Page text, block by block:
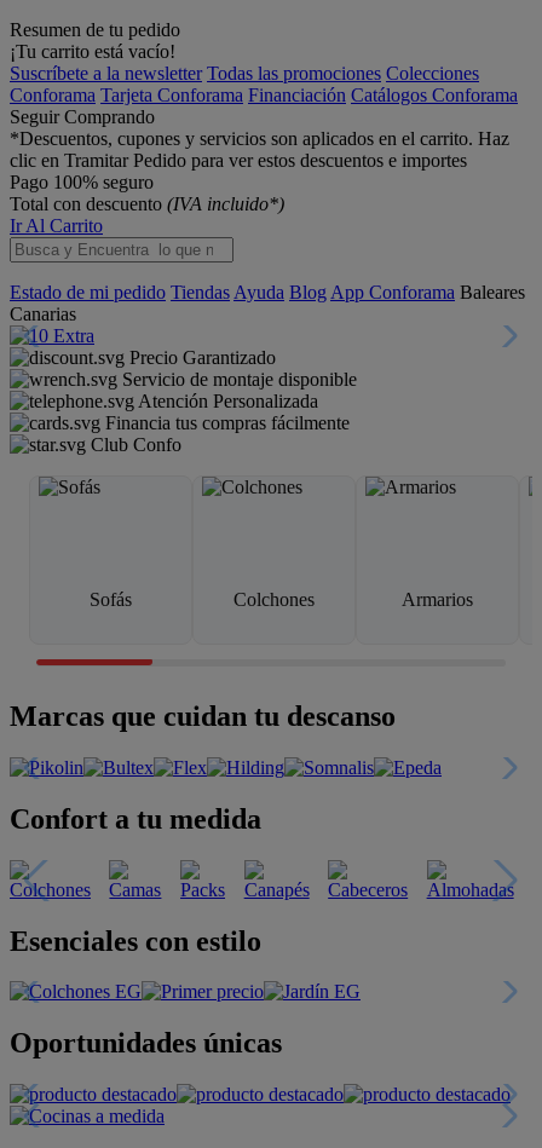
Resumen de tu pedido
¡Tu carrito está vacío!
Suscríbete a la newsletter Todas las promociones Colecciones
Conforama Tarjeta Conforama Financiación Catálogos Conforama
Seguir Comprando
*Descuentos, cupones y servicios son aplicados en el carrito. Haz
clic en Tramitar Pedido para ver estos descuentos e importes
Pago 100% seguro
Total con descuento (IVA incluido*)
Ir Al Carrito
Estado de mi pedido Tiendas Ayuda Blog App Conforama Baleares
Canarias
Precio Garantizado
Servicio de montaje disponible
Atención Personalizada
Financia tus compras fácilmente
Club Confo
Sofás Colchones Armarios
Marcas que cuidan tu descanso
Confort a tu medida
Esenciales con estilo
Oportunidades únicas